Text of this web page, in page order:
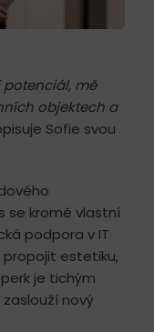
potenciál, mě
objektech a
Sofie svou
se kromě vlastní
podpora v IT
propojit estetiku,
je tichým
nový